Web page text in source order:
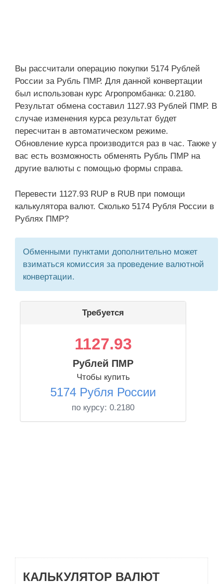
Вы рассчитали операцию покупки 5174 Рублей
России за Рубль ПМР. Для данной конвертации
был использован курс Агропромбанка: 0.2180.
Результат обмена составил 1127.93 Рублей ПМР. В
случае изменения курса результат будет
пересчитан в автоматическом режиме.
Обновление курса производится раз в час. Также у
вас есть возможность обменять Рубль ПМР на
другие валюты с помощью формы справа.
Перевести 1127.93 RUP в RUB при помощи
калькулятора валют. Сколько 5174 Рубля России в
Рублях ПМР?
Обменными пунктами дополнительно может
взиматься комиссия за проведение валютной
конвертации.
Требуется
1127.93
Рублей ПМР
Чтобы купить
5174 Рубля России
по курсу: 0.2180
КАЛЬКУЛЯТОР ВАЛЮТ